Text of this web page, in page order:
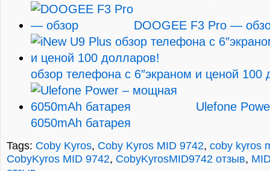
DOOGEE F3 Pro —
обзор телефона с 6″экраном и ценой 100
Ulefone
6050mAh батарея
Tags: Coby Kyros, Coby Kyros MID 9742, coby kyros
CobyKyros MID 9742, CobyKyrosMID9742 отзыв,